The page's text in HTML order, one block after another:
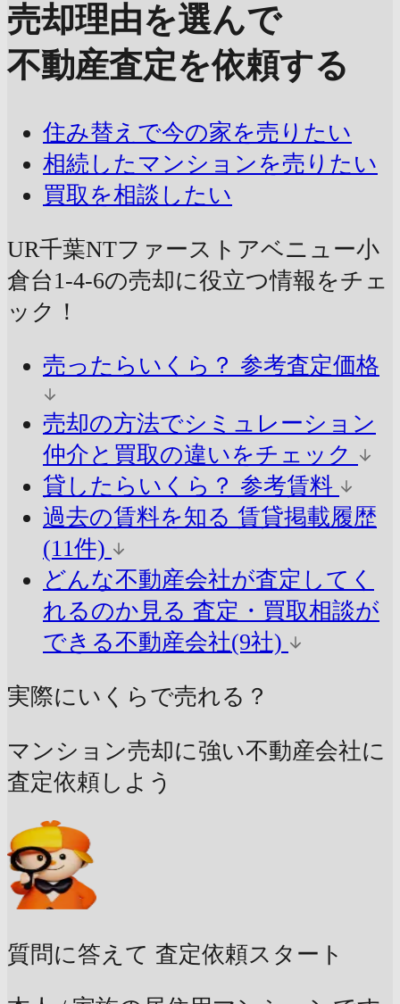
売却理由を選んで
不動産査定を依頼する
住み替えで今の家を売りたい
相続したマンションを売りたい
買取を相談したい
UR千葉NTファーストアベニュー小
倉台1-4-6の売却に役立つ情報をチェ
ック！
売ったらいくら？ 参考査定価格
売却の方法でシミュレーション
仲介と買取の違いをチェック
貸したらいくら？ 参考賃料
過去の賃料を知る 賃貸掲載履歴
(11件)
どんな不動産会社が査定してく
れるのか見る 査定・買取相談が
できる不動産会社(9社)
実際にいくらで売れる？
マンション売却に強い不動産会社に
査定依頼しよう
質問に答えて 査定依頼スタート